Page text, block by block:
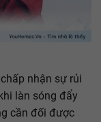
nhận sự rủi
làn sóng đẩy
cần đối được